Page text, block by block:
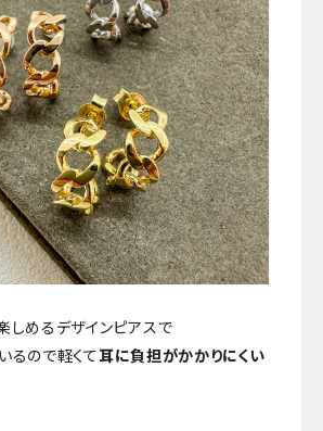
しめるデザインピアスで
るので軽くて耳に負担がかかりにくい